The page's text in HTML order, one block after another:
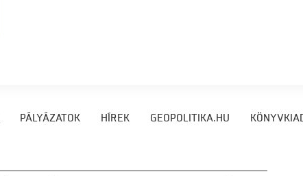
PÁLYÁZATOK HÍREK GEOPOLITIKA.HU